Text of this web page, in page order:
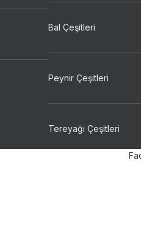
Bal Çeşitleri
Peynir Çeşitleri
Tereyağı Çeşitleri